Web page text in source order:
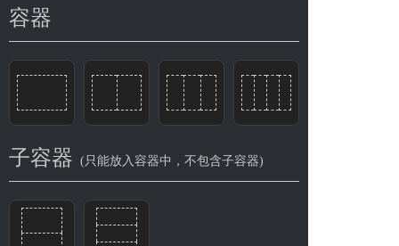
容器
子容器 (只能放入容器中，不包含子容器)